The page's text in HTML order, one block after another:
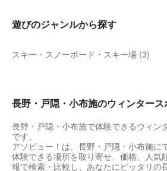
遊びのジャンルから探す
スキー・スノーボード・スキー場 (3)
長野・戸隠・小布施のウィンタース
長野・戸隠・小布施で体験できるウィン
です。
アソビュー！は、長野・戸隠・小布施に
体験できる場所を取り寄せ、価格、人気
報で検索・比較し、あなたにピッタリの